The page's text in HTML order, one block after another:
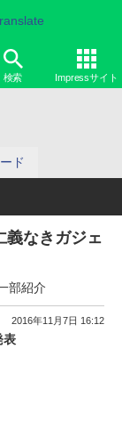
検索 Impressサイト
ド
義なきガジェ
部紹介
2016年11月7日 16:12
表